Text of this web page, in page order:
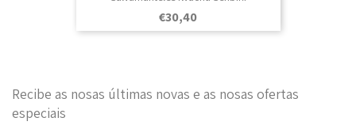
Prezo
€30,40
Recibe as nosas últimas novas e as nosas ofertas
especiais